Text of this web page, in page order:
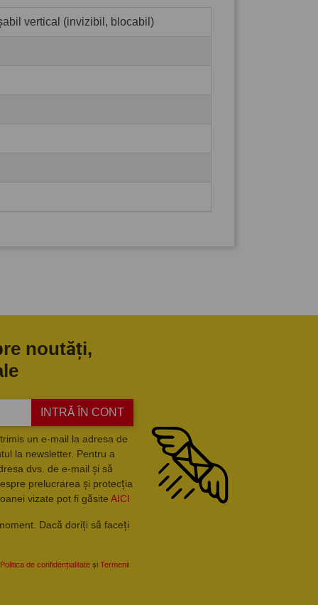
vertical (invizibil, blocabil)
noutăți,
INTRĂ ÎN CONT
un e-mail la adresa de
la newsletter. Pentru a
dvs. de e-mail și să
prelucrarea și protecția
vizate pot fi găsite AICI
Dacă doriți să faceți
Politica de confidențialitate și Termenii